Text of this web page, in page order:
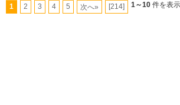
1 2 3 4 5 次へ» [214] 1～10 件を表